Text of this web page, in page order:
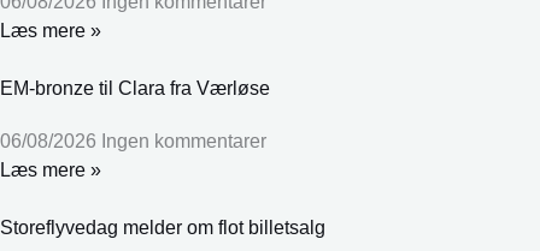
Læs mere »
EM-bronze til Clara fra Værløse
06/08/2026 Ingen kommentarer
Læs mere »
Storeflyvedag melder om flot billetsalg